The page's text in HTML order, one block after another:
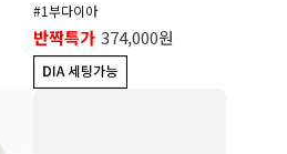
#1부다이아
반짝특가 374,000원